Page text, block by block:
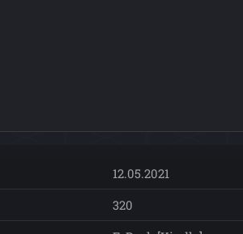
12.05.2021
320